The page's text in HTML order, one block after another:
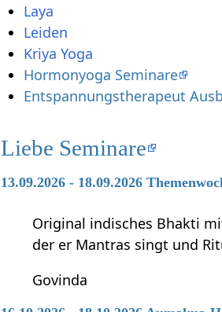
Laya
Leiden
Kriya Yoga
Hormonyoga Seminare
Entspannungstherapeut
Liebe Seminare
13.09.2026 - 18.09.2026
Original indisches Bhakti
der er Mantras singt und
Govinda